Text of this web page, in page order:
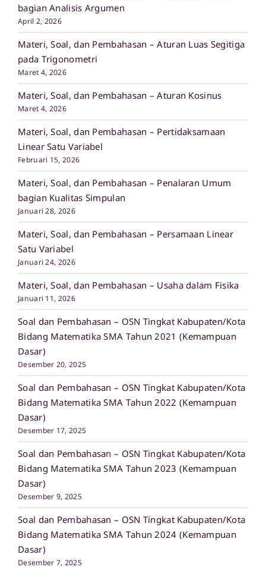
bagian Analisis Argumen
April 2, 2026
Materi, Soal, dan Pembahasan – Aturan Luas Segitiga
pada Trigonometri
Maret 4, 2026
Materi, Soal, dan Pembahasan – Aturan Kosinus
Maret 4, 2026
Materi, Soal, dan Pembahasan – Pertidaksamaan
Linear Satu Variabel
Februari 15, 2026
Materi, Soal, dan Pembahasan – Penalaran Umum
bagian Kualitas Simpulan
Januari 28, 2026
Materi, Soal, dan Pembahasan – Persamaan Linear
Satu Variabel
Januari 24, 2026
Materi, Soal, dan Pembahasan – Usaha dalam Fisika
Januari 11, 2026
Soal dan Pembahasan – OSN Tingkat Kabupaten/Kota
Bidang Matematika SMA Tahun 2021 (Kemampuan
Dasar)
Desember 20, 2025
Soal dan Pembahasan – OSN Tingkat Kabupaten/Kota
Bidang Matematika SMA Tahun 2022 (Kemampuan
Dasar)
Desember 17, 2025
Soal dan Pembahasan – OSN Tingkat Kabupaten/Kota
Bidang Matematika SMA Tahun 2023 (Kemampuan
Dasar)
Desember 9, 2025
Soal dan Pembahasan – OSN Tingkat Kabupaten/Kota
Bidang Matematika SMA Tahun 2024 (Kemampuan
Dasar)
Desember 7, 2025